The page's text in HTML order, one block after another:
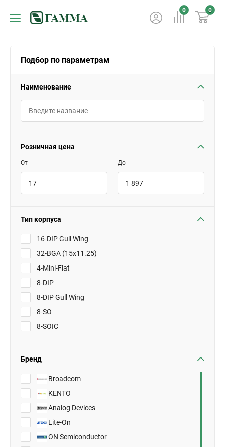
0 0
Подбор по параметрам
Наименование
Розничная цена
От До
Тип корпуса
16-DIP Gull Wing
32-BGA (15x11.25)
4-Mini-Flat
8-DIP
8-DIP Gull Wing
8-SO
8-SOIC
Бренд
Broadcom
KENTO
Analog Devices
Lite-On
ON Semiconductor